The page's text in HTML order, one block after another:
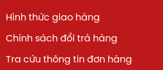
Hình thức giao hàng
Chính sách đổi trả hàng
Tra cứu thông tin đơn hàng